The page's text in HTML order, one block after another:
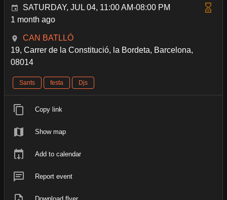
SATURDAY, JUL 04, 11:00 AM-08:00 PM
1 month ago
CAN BATLLÓ
19, Carrer de la Constitució, la Bordeta, Barcelona,
08014
Sants festa Djs
Copy link
Show map
Add to calendar
Report event